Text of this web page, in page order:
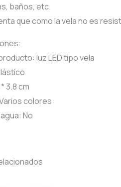
baños, etc.
que como la vela no es
luz LED tipo vela
3.8 cm
colores
No